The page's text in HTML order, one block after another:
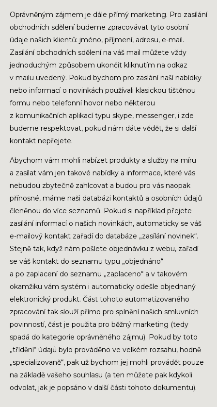
Oprávněným zájmem je dále přímý marketing. Pro zasílání
obchodních sdělení budeme zpracovávat tyto osobní
údaje našich klientů: jméno, příjmení, adresu, e-mail.
Zasílání obchodních sdělení na váš mail můžete vždy
jednoduchým způsobem ukončit kliknutím na odkaz
v mailu uvedený. Pokud bychom pro zaslání naší nabídky
nebo informací o novinkách používali klasickou tištěnou
formu nebo telefonní hovor nebo některou
z komunikačních aplikací typu skype, messenger, i zde
budeme respektovat, pokud nám dáte vědět, že si další
kontakt nepřejete.
Abychom vám mohli nabízet produkty a služby na míru
a zasílat vám jen takové nabídky a informace, které vás
nebudou zbytečně zahlcovat a budou pro vás naopak
přínosné, máme naši databázi kontaktů a osobních údajů
členěnou do více seznamů. Pokud si například přejete
zasílání informací o našich novinkách, automaticky se váš
e-mailový kontakt zařadí do databáze „zasílání novinek“.
Stejně tak, když nám pošlete objednávku z webu, zařadí
se váš kontakt do seznamu typu „objednáno“
a po zaplacení do seznamu „zaplaceno“ a v takovém
okamžiku vám systém i automaticky odešle objednaný
elektronický produkt. Část tohoto automatizovaného
zpracování tak slouží přímo pro splnění našich smluvních
povinností, část je použita pro běžný marketing (tedy
spadá do kategorie oprávněného zájmu). Pokud by toto
„třídění“ údajů bylo prováděno ve velkém rozsahu, hodně
„specializovaně“, pak už bychom jej mohli provádět pouze
na základě vašeho souhlasu (a ten můžete pak kdykoli
odvolat, jak je popsáno v další části tohoto dokumentu).